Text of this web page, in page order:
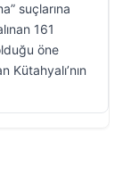
suçlarına
161
öne
Kütahyalı’nın